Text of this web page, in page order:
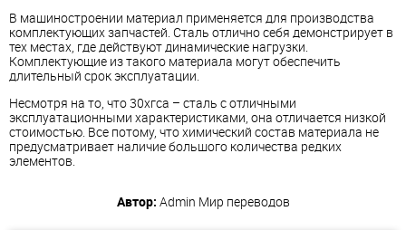
В машиностроении материал применяется для производства
комплектующих запчастей. Сталь отлично себя демонстрирует в
тех местах, где действуют динамические нагрузки.
Комплектующие из такого материала могут обеспечить
длительный срок эксплуатации.
Несмотря на то, что 30хгса – сталь с отличными
эксплуатационными характеристиками, она отличается низкой
стоимостью. Все потому, что химический состав материала не
предусматривает наличие большого количества редких
элементов.
Автор: Admin Мир переводов